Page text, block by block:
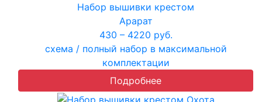
Набор вышивки крестом
Арарат
430 – 4220 руб.
схема / полный набор в максимальной
комплектации
Подробнее